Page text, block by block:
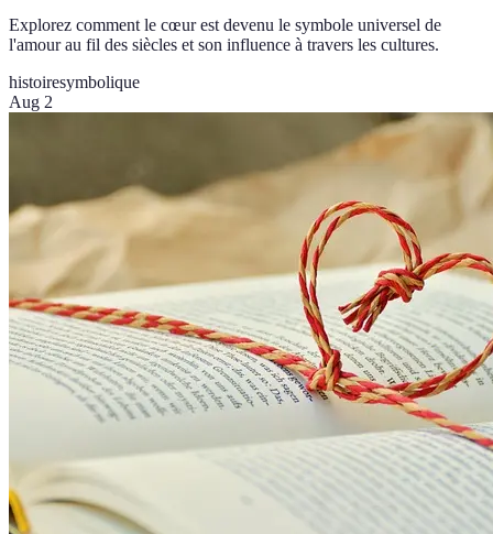
Explorez comment le cœur est devenu le symbole universel de
l'amour au fil des siècles et son influence à travers les cultures.
histoiresymbolique
Aug 2